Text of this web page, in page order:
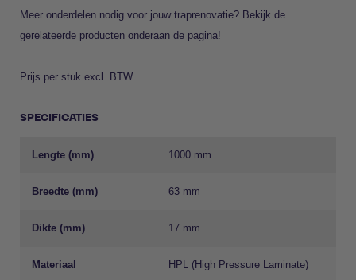
Meer onderdelen nodig voor jouw traprenovatie? Bekijk de
gerelateerde producten onderaan de pagina!
Prijs per stuk excl. BTW
SPECIFICATIES
Lengte (mm) 1000 mm
Breedte (mm) 63 mm
Dikte (mm) 17 mm
Materiaal HPL (High Pressure Laminate)